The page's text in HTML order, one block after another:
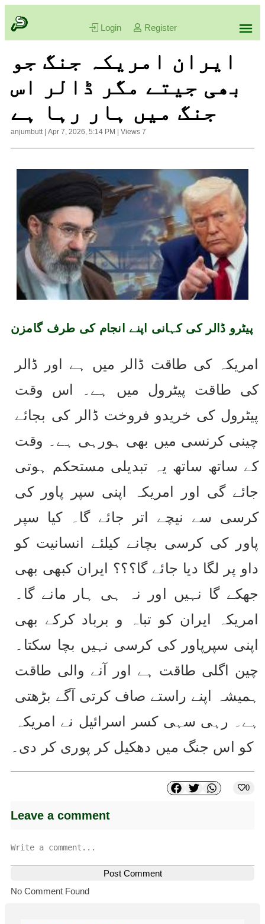
Login Register
ایران امریکہ جنگ جو
بھی جیتے مگر ڈالر اس
جنگ میں ہار رہا ہے
anjumbutt| Apr 7, 2026, 5:14 PM Views 7
پیٹرو ڈالر کی کہانی اپنے انجام کی طرف گامزن
کو اس جنگ میں دھکیل کر پوری کر دی۔
0
Leave a comment
Post Comment
No Comment Found